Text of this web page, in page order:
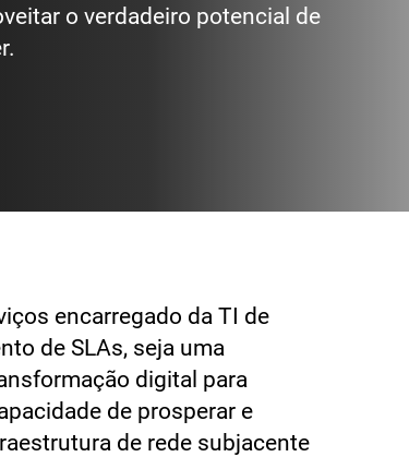
o verdadeiro potencial de
encarregado da TI de
de SLAs, seja uma
digital para
de prosperar e
de rede subjacente